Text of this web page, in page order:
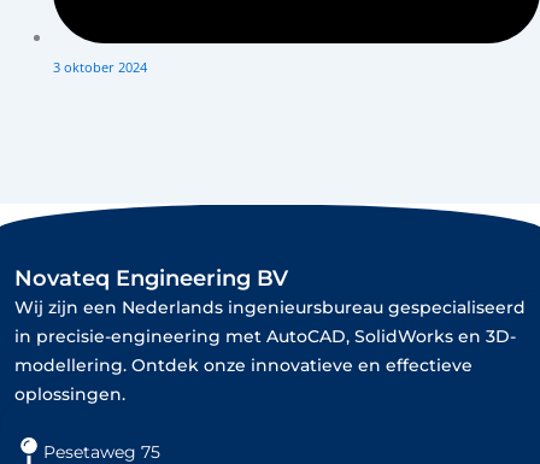
3 oktober 2024
Novateq Engineering BV
Wij zijn een Nederlands ingenieursbureau gespecialiseerd
in precisie-engineering met AutoCAD, SolidWorks en 3D-
modellering. Ontdek onze innovatieve en effectieve
oplossingen.
Pesetaweg 75